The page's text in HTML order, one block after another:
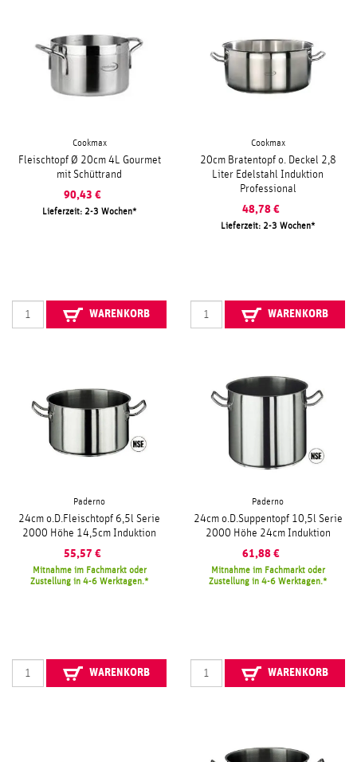
Cookmax
Fleischtopf Ø 20cm 4L Gourmet
mit Schüttrand
90,43 €
Lieferzeit: 2-3 Wochen
WARENKORB
Cookmax
20cm Bratentopf o. Deckel 2,8
Liter Edelstahl Induktion
Professional
48,78 €
Lieferzeit: 2-3 Wochen
WARENKORB
Paderno
24cm o.D.Fleischtopf 6,5l Serie
2000 Höhe 14,5cm Induktion
55,57 €
Mitnahme im Fachmarkt oder
Zustellung in 4-6 Werktagen.
WARENKORB
Paderno
24cm o.D.Suppentopf 10,5l Serie
2000 Höhe 24cm Induktion
61,88 €
Mitnahme im Fachmarkt oder
Zustellung in 4-6 Werktagen.
WARENKORB